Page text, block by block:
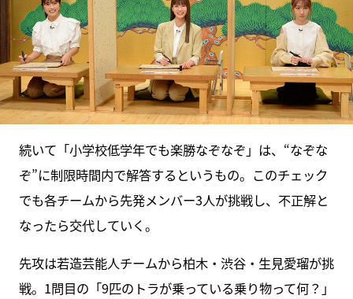
続いて「小学校低学年でも楽勝なぞなぞ」は、“なぞな
ぞ”に制限時間内で解答するというもの。このチェック
でも各チームから先発メンバー3人が挑戦し、不正解と
なったら交代していく。
先攻は若造芸能人チームから柏木・渋谷・生見愛瑠が挑
戦。1問目の「9匹のトラが乗っている乗り物って何？」